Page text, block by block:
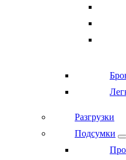
Разгрузки
Подсумки